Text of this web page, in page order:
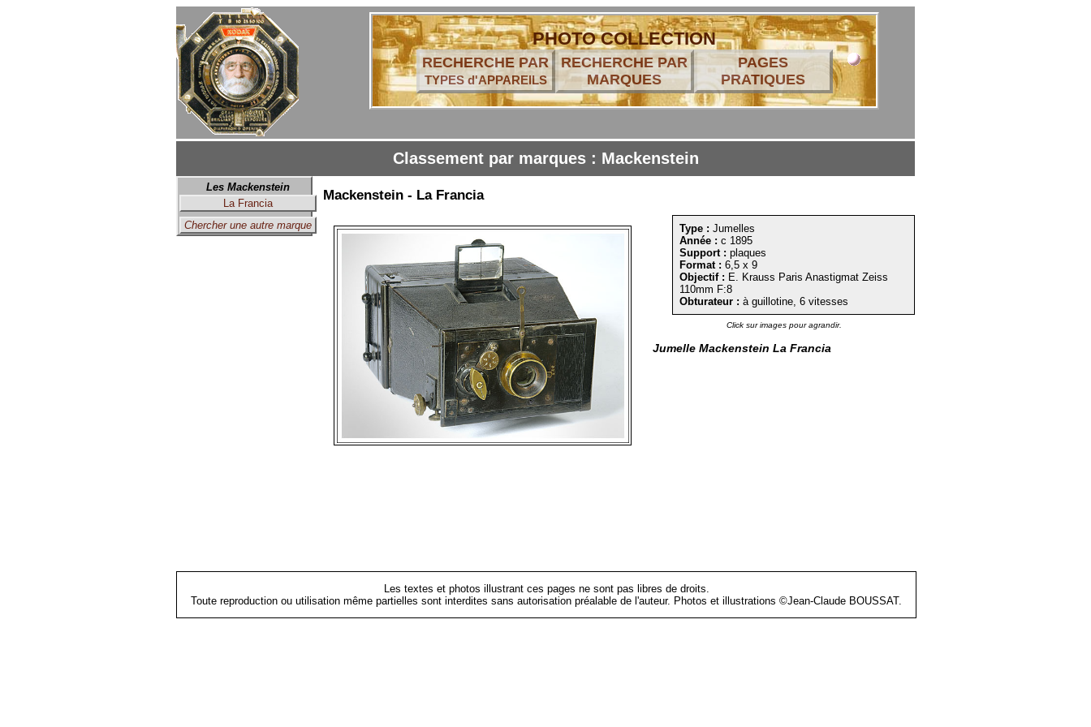
PHOTO COLLECTION
RECHERCHE PAR
TYPES d'APPAREILS
RECHERCHE PAR
MARQUES
PAGES
PRATIQUES
Classement par marques : Mackenstein
Les Mackenstein
La Francia
Chercher une autre marque
Mackenstein - La Francia
Type : Jumelles
Année : c 1895
Support : plaques
Format : 6,5 x 9
Objectif : E. Krauss Paris Anastigmat Zeiss
110mm F:8
Obturateur : à guillotine, 6 vitesses
Click sur images pour agrandir.
Jumelle Mackenstein La Francia
Les textes et photos illustrant ces pages ne sont pas libres de droits.
Toute reproduction ou utilisation même partielles sont interdites sans autorisation préalable de l'auteur. Photos et illustrations ©Jean-Claude BOUSSAT.